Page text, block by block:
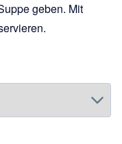
geben. Mit